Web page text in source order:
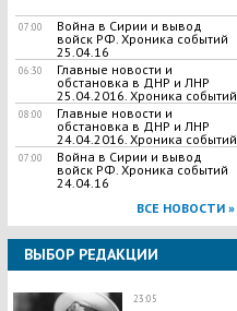
07:00
Война в Сирии и вывод
войск РФ. Хроника событий
25.04.16
06:30
Главные новости и
обстановка в ДНР и ЛНР
25.04.2016. Хроника событий
08:00
Главные новости и
обстановка в ДНР и ЛНР
24.04.2016. Хроника событий
07:00
Война в Сирии и вывод
войск РФ. Хроника событий
24.04.16
ВСЕ НОВОСТИ »
ВЫБОР РЕДАКЦИИ
23:05